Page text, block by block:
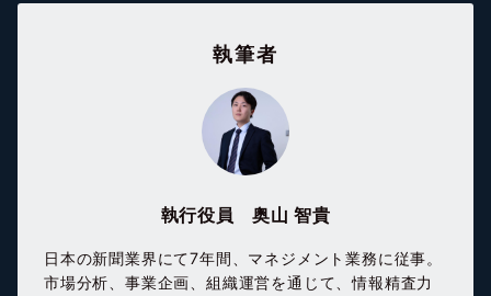
執筆者
執行役員 奥山 智貴
日本の新聞業界にて7年間、マネジメント業務に従事。
市場分析、事業企画、組織運営を通じて、情報精査力